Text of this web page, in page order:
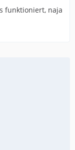
funktioniert, naja